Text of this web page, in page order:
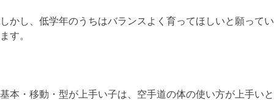
しかし、低学年のうちはバランスよく育ってほしいと願ってい
ます。
基本・移動・型が上手い子は、空手道の体の使い方が上手いと